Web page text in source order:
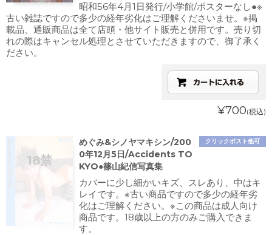
昭和56年4月1日発行/小学館/ポスターなし●※
古い雑誌ですので多少の経年劣化はご理解くださいませ。※掲
載品、通販商品は全て店頭・他サイト販売と併用です。売り切
れの際はキャンセル処理とさせていただきますので、御了承く
ださい。
¥700(税込)
クリックポスト他可
めぐみ&シノヤマキシン/200
0年12月5日/Accidents TO
KYO●篠山紀信写真集
カバーに少し細かいキズ、スレあり、中はキ
レイです。※古い商品ですので多少の経年劣
化はご理解ください。※この商品は成人向け
商品です。18歳以上の方のみご購入できま
す。